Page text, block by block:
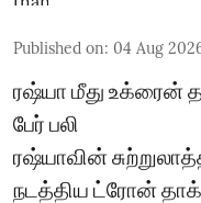
Published on: 04 Aug
ரஷ்யா மீது உக்ரைன்
பேர் பலி
ரஷ்யாவின்
நடத்திய ட்ரோன்